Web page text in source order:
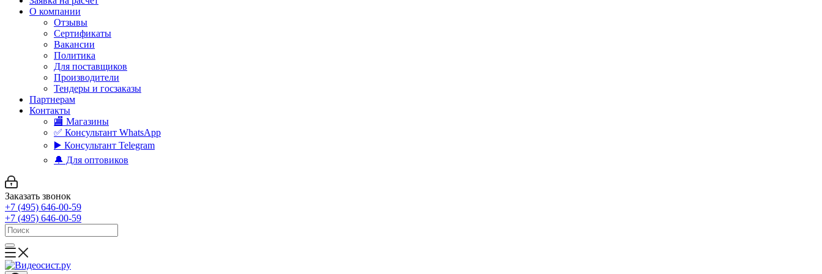
О компании
Отзывы
Сертификаты
Вакансии
Политика
Для поставщиков
Производители
Тендеры и госзаказы
Партнерам
Контакты
🏬 Магазины
✅️ Консультант WhatsApp
▶️ Консультант Telegram
🔔 Для оптовиков
Заказать звонок
+7 (495) 646-00-59
+7 (495) 646-00-59